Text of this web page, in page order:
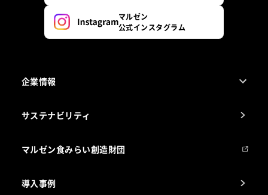
マルゼン
公式インスタグラム
企業情報
会社組織
製品の開発
サステナビリティ
マルゼン食みらい創造財団
導入事例